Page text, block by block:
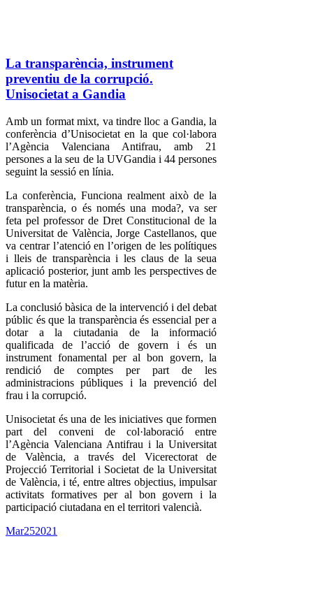
La transparència, instrument
preventiu de la corrupció.
Unisocietat a Gandia
Amb un format mixt, va tindre lloc a Gandia, la
conferència d’Unisocietat en la que col·labora
l’Agència Valenciana Antifrau, amb 21
persones a la seu de la UVGandia i 44 persones
seguint la sessió en línia.
La conferència, Funciona realment això de la
transparència, o és només una moda?, va ser
feta pel professor de Dret Constitucional de la
Universitat de València, Jorge Castellanos, que
va centrar l’atenció en l’origen de les polítiques
i lleis de transparència i les claus de la seua
aplicació posterior, junt amb les perspectives de
futur en la matèria.
La conclusió bàsica de la intervenció i del debat
públic és que la transparència és essencial per a
dotar a la ciutadania de la informació
qualificada de l’acció de govern i és un
instrument fonamental per al bon govern, la
rendició de comptes per part de les
administracions públiques i la prevenció del
frau i la corrupció.
Unisocietat és una de les iniciatives que formen
part del conveni de col·laboració entre
l’Agència Valenciana Antifrau i la Universitat
de València, a través del Vicerectorat de
Projecció Territorial i Societat de la Universitat
de València, i té, entre altres objectius, impulsar
activitats formatives per al bon govern i la
participació ciutadana en el territori valencià.
Mar252021